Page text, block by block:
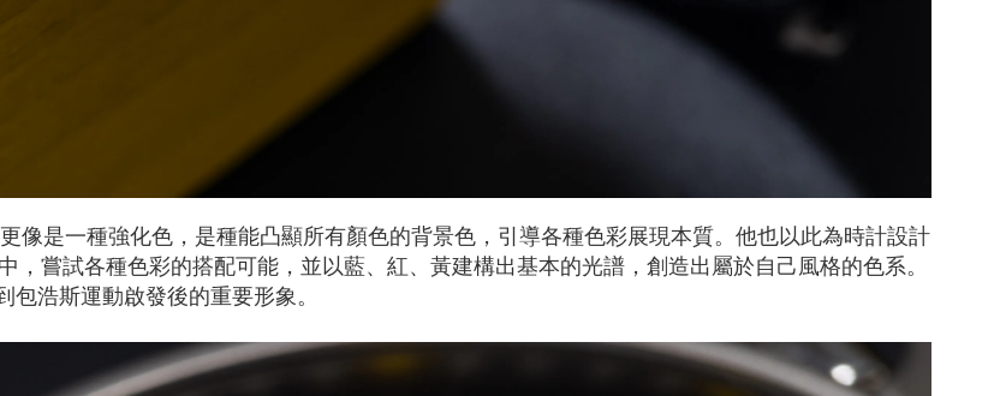
是一種強化色，是種能凸顯所有顏色的背景色，引導各種色彩展現本質。他也以此為時計設計
嘗試各種色彩的搭配可能，並以藍、紅、黃建構出基本的光譜，創造出屬於自己風格的色系。
浩斯運動啟發後的重要形象。